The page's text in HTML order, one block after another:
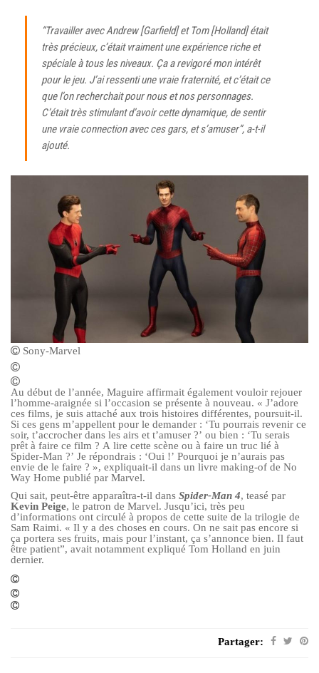
“Travailler avec Andrew [Garfield] et Tom [Holland] était
très précieux, c’était vraiment une expérience riche et
spéciale à tous les niveaux. Ça a revigoré mon intérêt
pour le jeu. J’ai ressenti une vraie fraternité, et c’était ce
que l’on recherchait pour nous et nos personnages.
C’était très stimulant d’avoir cette dynamique, de sentir
une vraie connection avec ces gars, et s’amuser”, a-t-il
ajouté.
Sony-Marvel
Au début de l’année, Maguire affirmait également vouloir rejouer
l’homme-araignée si l’occasion se présente à nouveau. « J’adore
ces films, je suis attaché aux trois histoires différentes, poursuit-il.
Si ces gens m’appellent pour le demander : ‘Tu pourrais revenir ce
soir, t’accrocher dans les airs et t’amuser ?’ ou bien : ‘Tu serais
prêt à faire ce film ? A lire cette scène ou à faire un truc lié à
Spider-Man ?’ Je répondrais : ‘Oui !’ Pourquoi je n’aurais pas
envie de le faire ? », expliquait-il dans un livre making-of de No
Way Home publié par Marvel.
Qui sait, peut-être apparaîtra-t-il dans Spider-Man 4, teasé par
Kevin Peige, le patron de Marvel. Jusqu’ici, très peu
d’informations ont circulé à propos de cette suite de la trilogie de
Sam Raimi. « Il y a des choses en cours. On ne sait pas encore si
ça portera ses fruits, mais pour l’instant, ça s’annonce bien. Il faut
être patient”, avait notamment expliqué Tom Holland en juin
dernier.
Partager: